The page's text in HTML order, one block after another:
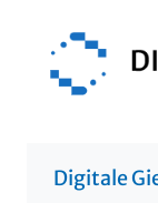
Digitale